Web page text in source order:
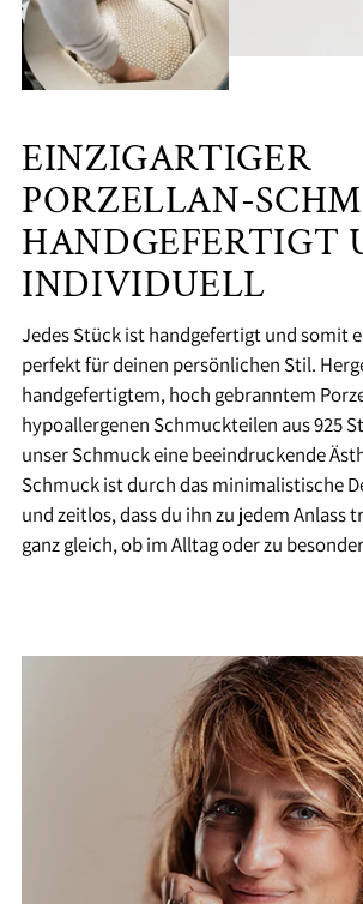
EINZIGARTIGER
PORZELLAN-
HANDGEFERTIGT
INDIVIDUELL
Jedes Stück ist handgefertigt und somit
perfekt für deinen persönlichen Stil.
handgefertigtem, hoch gebranntem
hypoallergenen Schmuckteilen aus 925
unser Schmuck eine beeindruckende
Schmuck ist durch das minimalistische
und zeitlos, dass du ihn zu jedem Anlass
ganz gleich, ob im Alltag oder zu